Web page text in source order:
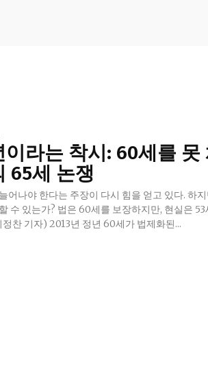
이라는 착시: 60세를 못
65세 논쟁
어나야 한다는 주장이 다시 힘을 얻고 있다. 하
수 있는가? 법은 60세를 보장하지만, 현실은
찬 기자) 2013년 정년 60세가 법제화된...